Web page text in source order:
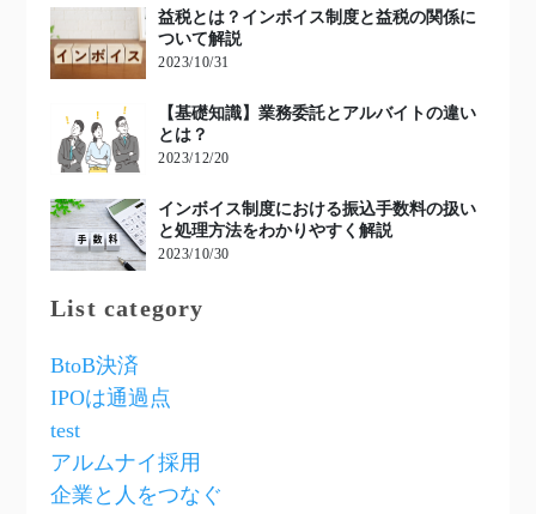
益税とは？インボイス制度と益税の関係に
ついて解説
2023/10/31
【基礎知識】業務委託とアルバイトの違い
とは？
2023/12/20
インボイス制度における振込手数料の扱い
と処理方法をわかりやすく解説
2023/10/30
List category
BtoB決済
IPOは通過点
test
アルムナイ採用
企業と人をつなぐ